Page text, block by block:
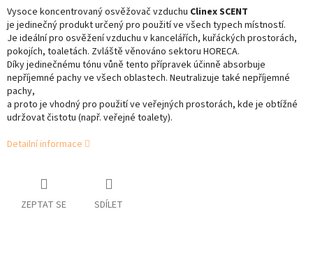
Vysoce koncentrovaný osvěžovač vzduchu Clinex SCENT
je jedinečný produkt určený pro použití ve všech typech místností.
Je ideální pro osvěžení vzduchu v kancelářích, kuřáckých prostorách,
pokojích, toaletách. Zvláště věnováno sektoru HORECA.
Díky jedinečnému tónu vůně tento přípravek účinně absorbuje
nepříjemné pachy ve všech oblastech. Neutralizuje také nepříjemné
pachy,
a proto je vhodný pro použití ve veřejných prostorách, kde je obtížné
udržovat čistotu (např. veřejné toalety).
Detailní informace
ZEPTAT SE SDÍLET